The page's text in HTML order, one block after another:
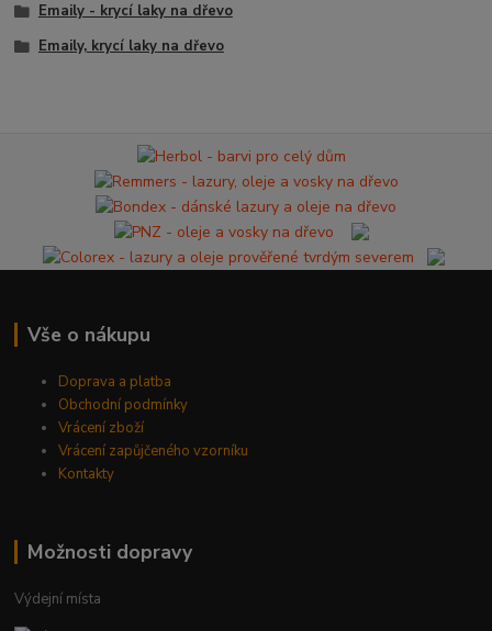
Emaily - krycí laky na dřevo
Emaily, krycí laky na dřevo
Vše o nákupu
Doprava a platba
Obchodní podmínky
Vrácení zboží
Vrácení zapůjčeného vzorníku
Kontakty
Možnosti dopravy
Výdejní místa